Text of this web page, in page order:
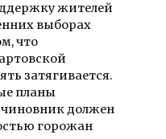
жителей
выборах
что
затягивается.
планы
чиновник должен
горожан